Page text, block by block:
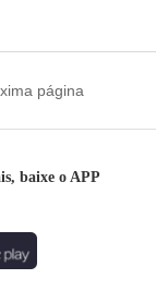
página
baixe o APP